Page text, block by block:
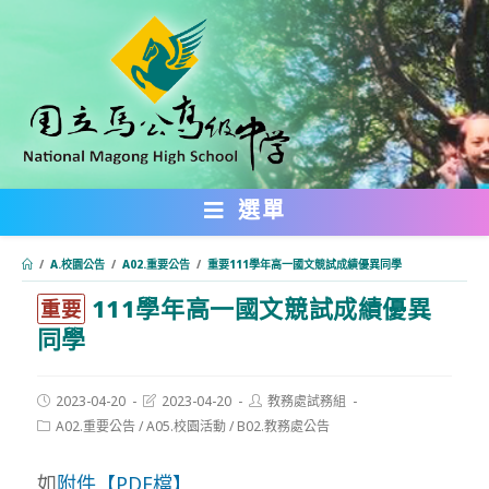
內
選單
/ A.校園公告 / A02.重要公告 / 重要111學年高一國文競試成績優異同學
重要 111學年高一國文競試成績優異
同學
Post
published:
2023-04-20
Post
modified:
2023-04-20
Post
author:
教務處試務組
PostA02.重要公告/A05.校園活動/ B02.教務處公告
如附件【PDF檔】